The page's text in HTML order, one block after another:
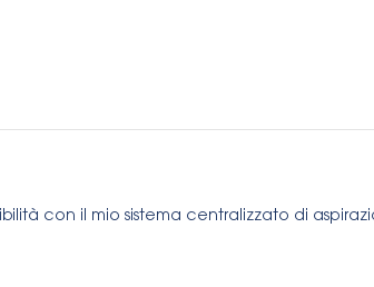
con il mio sistema centralizzato di